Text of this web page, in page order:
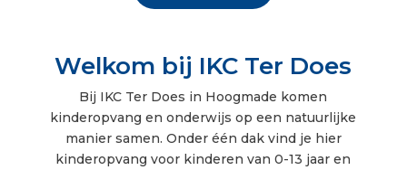
Welkom bij IKC Ter Does
Bij IKC Ter Does in Hoogmade komen
kinderopvang en onderwijs op een natuurlijke
manier samen. Onder één dak vind je hier
kinderopvang voor kinderen van 0-13 jaar en